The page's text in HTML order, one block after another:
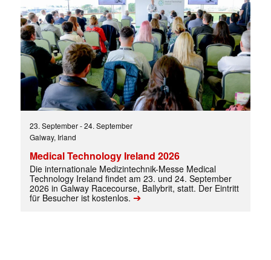
Mit dem |transkript-Newsletter
jede Woche aktuell informiert.
E-
Mail
(erforderlich)
23. September-24. September
Galway, Irland
Medical Technology Ireland 2026
Die internationale Medizintechnik-Messe Medical
Technology Ireland findet am 23. und 24. September
2026 in Galway Racecourse, Ballybrit, statt. Der Eintritt
für Besucher ist kostenlos. ➔